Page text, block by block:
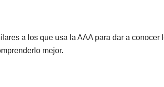
a los que usa la AAA para dar a conocer
mejor.